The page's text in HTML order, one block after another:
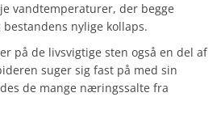
vandtemperaturer, der begge
nylige kollaps.
på de livsvigtige sten også en del af
suger sig fast på med sin
de mange næringssalte fra